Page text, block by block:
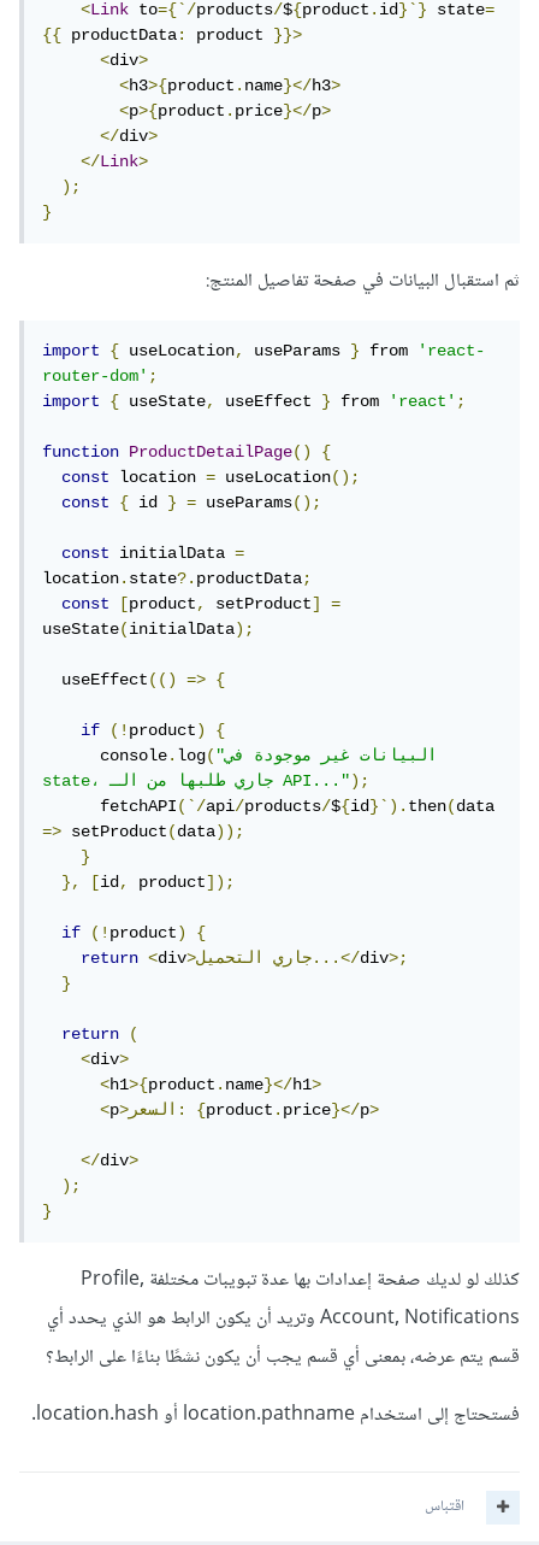
<Link to={`/products/${product.id}`} state=
{{ productData: product }}>
<div>
<h3>{product.name}</h3>
<p>{product.price}</p>
</div>
</Link>
);
}
ثم استقبال البيانات في صفحة تفاصيل المنتج:
import { useLocation, useParams } from 'react-
router-dom';
import
{ useState, useEffect } from 'react';
function ProductDetailPage()
{
const
location = useLocation();
const
{ id } = useParams();
const initialData =
location.state?.productData;
const
[product, setProduct]
=
useState(initialData);
  useEffect
(() => {
if (!product)
{
      console
.log("البيانات غير موجودة في
state، جاري طلبها من الـ API...");
      fetchAPI
(`/api/products/${id}`).then(
=> setProduct(data));
}
},
[id, product]);
if (!product)
{
return
<div >جاريالتحميل...</div>;
}
return
(
<div>
<h1>{product.name}</h1>
<p >السعر: {product.price}</p>
</div>
);
}
كذلك لو لديك صفحة إعدادات بها عدة تبويبات مختلفة Profile,
Account, Notifications وتريد أن يكون الرابط هو الذي يحدد أي
قسم يتم عرضه، بمعنى أي قسم يجب أن يكون نشطًا بناءًا على الرابط؟
فستحتاج إلى استخدام location.pathname أو location.hash.
اقتباس